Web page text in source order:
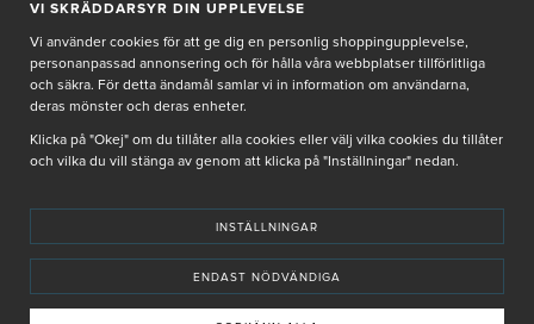
PRENUMERERA PÅ NYHETSBREV
Genom att ge min e-post, accepterar jag Seth och Sallyintegritetspolicy
De uppgifter du matar in kommer endast användas till våra nyhetsbrev.
VI SKRÄDDARSYR DIN UPPLEVELSE
Vi använder cookies för att ge dig en personlig shoppingupplevelse,
personanpassad annonsering och för hålla våra webbplatser tillförlitliga
och säkra. För detta ändamål samlar vi in information om användarna,
deras mönster och deras enheter.
Klicka på "Okej" om du tillåter alla cookies eller välj vilka cookies du tillåter
och vilka du vill stänga av genom att klicka på "Inställningar" nedan.
INSTÄLLNINGAR
ENDAST NÖDVÄNDIGA